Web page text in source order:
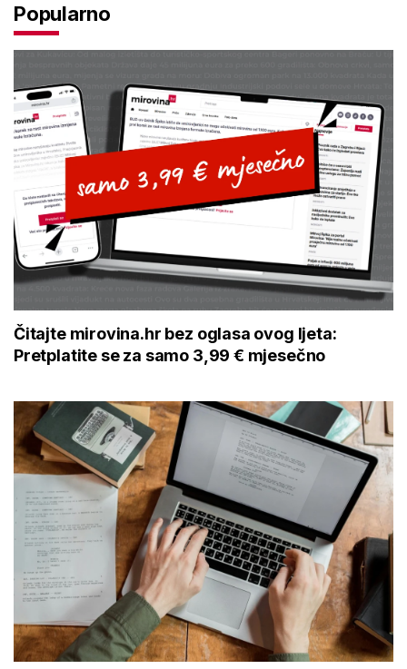
Popularno
Čitajte mirovina.hr bez oglasa ovog ljeta:
Pretplatite se za samo 3,99 € mjesečno